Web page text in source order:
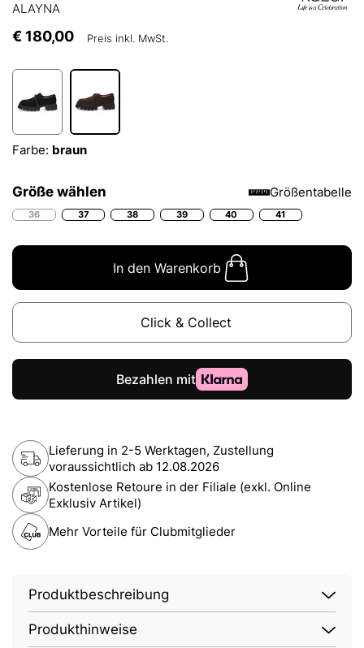
ALAYNA
€ 180,00 Preis inkl. MwSt.
Farbe: braun
Größe wählen Größentabelle
36 37 38 39 40 41
In den Warenkorb
Click & Collect
Lieferung in 2-5 Werktagen, Zustellung
voraussichtlich ab 12.08.2026
Kostenlose Retoure in der Filiale (exkl. Online
Exklusiv Artikel)
Mehr Vorteile für Clubmitglieder
Produktbeschreibung
Produkthinweise